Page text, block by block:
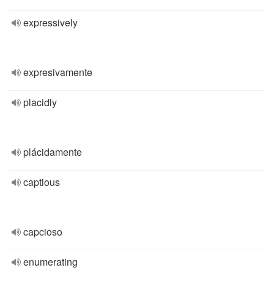
expressively
expresivamente
placidly
plácidamente
captious
capcioso
enumerating